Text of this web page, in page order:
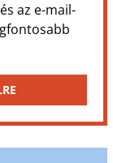
az e-mail-